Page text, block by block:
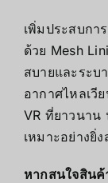
เพิ่มประสบก
ด้วย Mesh
สบายและระบ
อากาศไหลเวี
VR ที่ยาวนาน
เหมาะอย่างยิ่
หากสนใจสินค้